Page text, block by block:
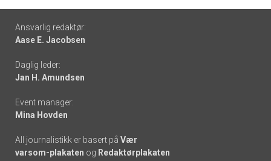
Footer
-
links
Ansvarlig redaktør:
Aase E. Jacobsen
Daglig leder:
Jan H. Amundsen
Event manager:
Mina Hovden
All journalistikk er basert på Vær
varsom-plakaten og Redaktørplakaten